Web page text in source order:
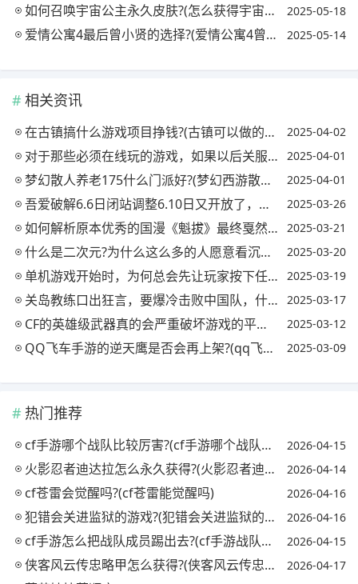
如何召唤宇宙公主永久皮肤?(怎么获得宇宙公主皮肤) 2025-05-18
爱情公寓4最后曾小贤的选择?(爱情公寓4曾小贤选了谁) 2025-05-14
相关资讯
在古镇搞什么游戏项目挣钱?(古镇可以做的项目) 2025-04-02
对于那些必须在线玩的游戏，如果以后关服了，如何补偿付费玩家? 2025-04-01
梦幻散人养老175什么门派好?(梦幻西游散人175玩什么门派) 2025-04-01
吾爱破解6.6日闭站调整6.10日又开放了，但删除了很多版块，你觉得是什么原因导致闭站的? 2025-03-26
如何解析原本优秀的国漫《魁拔》最终戛然而止?是由哪些因素导致? 2025-03-21
什么是二次元?为什么这么多的人愿意看沉迷二次元?(为什么有人沉迷二次元) 2025-03-20
单机游戏开始时，为何总会先让玩家按下任意键，才进入主菜单画面? 2025-03-19
关岛教练口出狂言，要爆冷击败中国队，什么时候国足变得人人都可欺了? 2025-03-17
CF的英雄级武器真的会严重破坏游戏的平衡吗?为什么?(穿越火线英雄级武器有伤害加成吗) 2025-03-12
QQ飞车手游的逆天鹰是否会再上架?(qq飞车手游逆天鹰还会返场吗) 2025-03-09
热门推荐
cf手游哪个战队比较厉害?(cf手游哪个战队最强) 2026-04-15
火影忍者迪达拉怎么永久获得?(火影忍者迪达拉怎么获取) 2026-04-14
cf苍雷会觉醒吗?(cf苍雷能觉醒吗) 2026-04-16
犯错会关进监狱的游戏?(犯错会关进监狱的游戏吗) 2026-04-16
cf手游怎么把战队成员踢出去?(cf手游战队怎么踢人) 2026-04-15
侠客风云传忠略甲怎么获得?(侠客风云传忠略甲对自己) 2026-04-17